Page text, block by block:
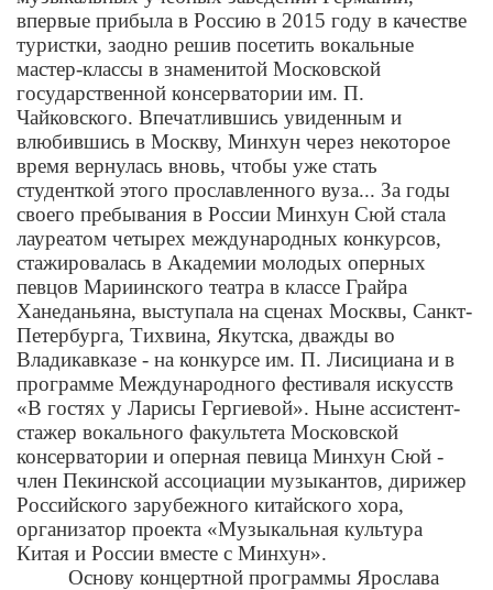
впервые прибыла в Россию в 2015 году в качестве
туристки, заодно решив посетить вокальные
мастер-классы в знаменитой Московской
государственной консерватории им. П.
Чайковского. Впечатлившись увиденным и
влюбившись в Москву, Минхун через некоторое
время вернулась вновь, чтобы уже стать
студенткой этого прославленного вуза... За годы
своего пребывания в России Минхун Сюй стала
лауреатом четырех международных конкурсов,
стажировалась в Академии молодых оперных
певцов Мариинского театра в классе Грайра
Ханеданьяна, выступала на сценах Москвы, Санкт-
Петербурга, Тихвина, Якутска, дважды во
Владикавказе - на конкурсе им. П. Лисициана и в
программе Международного фестиваля искусств
«В гостях у Ларисы Гергиевой». Ныне ассистент-
стажер вокального факультета Московской
консерватории и оперная певица Минхун Сюй -
член Пекинской ассоциации музыкантов, дирижер
Российского зарубежного китайского хора,
организатор проекта «Музыкальная культура
Китая и России вместе с Минхун».
Основу концертной программы Ярослава